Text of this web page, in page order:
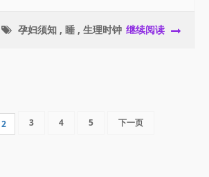
孕妇须知 , 睡 , 生理时钟 继续阅读
2 3 4 5 下一页